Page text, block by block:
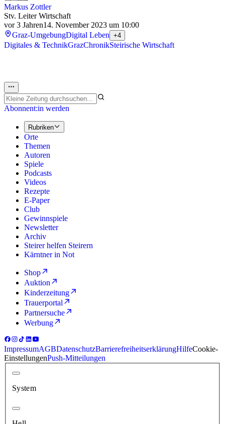
Markus Zottler
Stv. Leiter Wirtschaft
vor 3 Jahren14. November 2023 um 10:00
Graz-UmgebungDigital Leben +4
Digitales & TechnikGrazChronikSteirische Wirtschaft
Abonnent:in werden
Rubriken
Orte
Themen
Autoren
Spiele
Podcasts
Videos
Rezepte
E-Paper
Club
Gewinnspiele
Newsletter
Archiv
Steirer helfen Steirern
Kärntner in Not
Shop
Auktion
Kinderzeitung
Trauerportal
Partnersuche
Werbung
ImpressumAGBDatenschutzBarrierefreiheitserklärungHilfeCookie-
EinstellungenPush-Mitteilungen
System